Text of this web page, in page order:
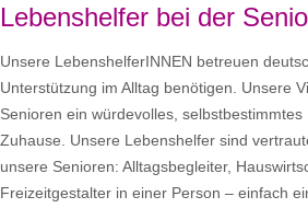
Lebenshelfer bei der
Unsere LebenshelferINNEN betreuen
Unterstützung im Alltag benötigen. Unsere
Senioren ein würdevolles,
Zuhause. Unsere Lebenshelfer sind
unsere Senioren: Alltagsbegleiter,
Freizeitgestalter in einer Person – einfach